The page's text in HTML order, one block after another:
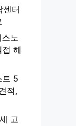
센터
노
해
트 5
적,
고